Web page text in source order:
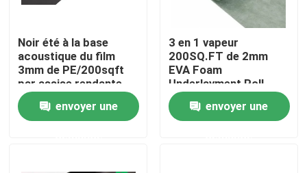
Contrôle de la qualité
Contact
nouvelles
Noir été à la base
acoustique du film
3mm de PE/200sqft
par assise rendante
résistante saine de
petit painenvoyer une
3 en 1 vapeur
200SQ.FT de 2mm
EVA Foam
Underlayment Roll
Silver
envoyer une